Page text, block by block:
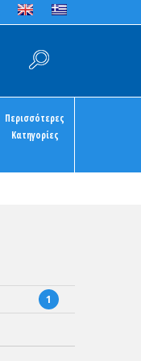
Περισσότερες
Κατηγορίες
1